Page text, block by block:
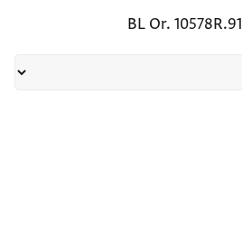
BL Or. 10578R.91